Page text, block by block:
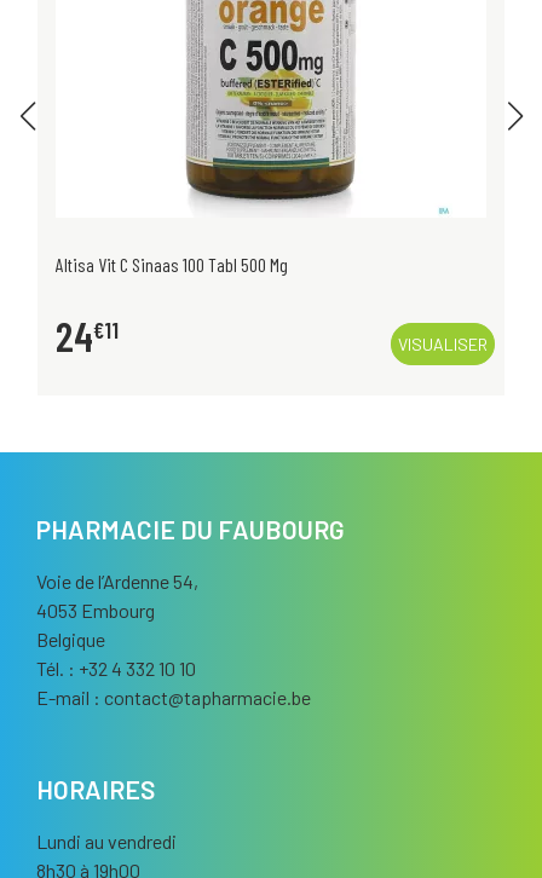
Altisa Vit C Sinaas 100 Tabl 500 Mg
24€11
VISUALISER
PHARMACIE DU FAUBOURG
Voie de l’Ardenne 54,
4053 Embourg
Belgique
Tél. : +32 4 332 10 10
E-mail : contact@tapharmacie.be
HORAIRES
Lundi au vendredi
8h30 à 19h00